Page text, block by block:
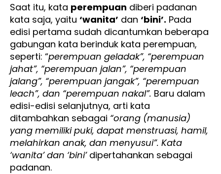
Saat itu, kata perempuan diberi padanan
kata saja, yaitu ‘wanita’ dan ‘bini’. Pada
edisi pertama sudah dicantumkan beberapa
gabungan kata berinduk kata perempuan,
seperti: “perempuan geladak”, “perempuan
jahat”, “perempuan jalan”, “perempuan
jalang”, “perempuan jangak”, “perempuan
leach”, dan “perempuan nakal”. Baru dalam
edisi-edisi selanjutnya, arti kata
ditambahkan sebagai “orang (manusia)
yang memiliki puki, dapat menstruasi, hamil,
melahirkan anak, dan menyusui”. Kata
‘wanita’ dan ‘bini’dipertahankan sebagai
padanan.